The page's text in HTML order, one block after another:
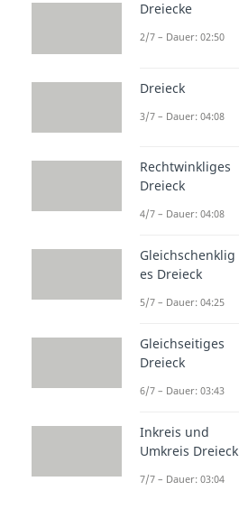
Dreiecke
2/7 – Dauer: 02:50
Dreieck
3/7 – Dauer: 04:08
Rechtwinkliges
Dreieck
4/7 – Dauer: 04:08
Gleichschenklig
es Dreieck
5/7 – Dauer: 04:25
Gleichseitiges
Dreieck
6/7 – Dauer: 03:43
Inkreis und
Umkreis Dreieck
7/7 – Dauer: 03:04